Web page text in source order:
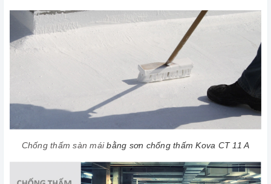
Chống thấm sàn máibằng sơn chống thấm Kova CT 11 A